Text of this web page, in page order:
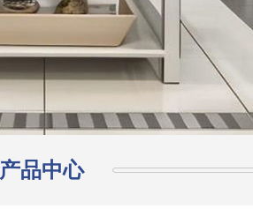
产品中心